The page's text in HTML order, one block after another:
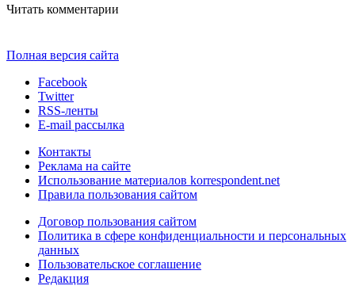
Читать комментарии
Полная версия сайта
Facebook
Twitter
RSS-ленты
E-mail рассылка
Контакты
Реклама на сайте
Использование материалов korrespondent.net
Правила пользования сайтом
Договор пользования сайтом
Политика в сфере конфиденциальности и персональных
данных
Пользовательское соглашение
Редакция